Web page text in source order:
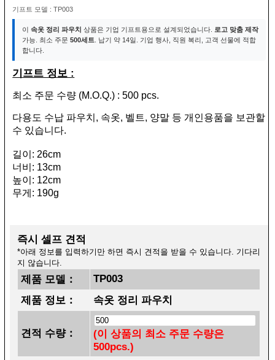
기프트 모델 : TP003
이 속옷 정리 파우치 상품은 기업 기프트용으로 설계되었습니다.
로고 맞춤 제작
가능. 최소 주문 500세트 . 납기 약 14일. 기업 행사, 직원 복리, 고객 선물에 적합
합니다.
기프트 정보 :
최소 주문 수량 (M.O.Q.) : 500 pcs.
다용도 수납 파우치, 속옷, 벨트, 양말 등 개인용품을 보관할
수 있습니다.
길이: 26cm
너비: 13cm
높이: 12cm
무게: 190g
즉시 셀프 견적
*아래 정보를 입력하기만 하면 즉시 견적을 받을 수 있습니다. 기다리
지 않습니다.
제품 모델：
TP003
제품 정보：
속옷 정리 파우치
견적 수량：
(이 상품의 최소 주문 수량은
500pcs.)